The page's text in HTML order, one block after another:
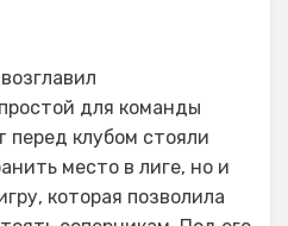
для команды
перед клубом стояли
место в лиге, но и
которая позволила